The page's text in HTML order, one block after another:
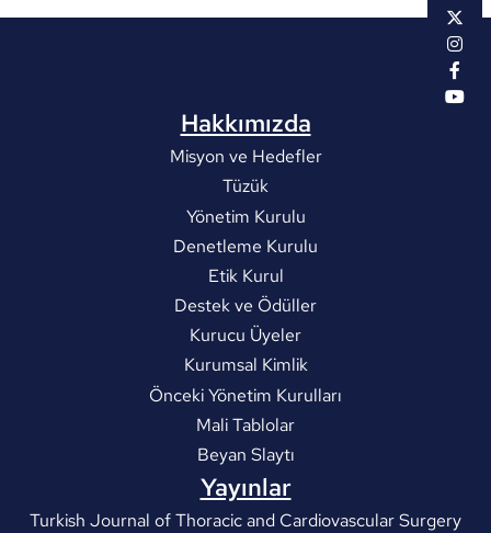
Hakkımızda
Misyon ve Hedefler
Tüzük
Yönetim Kurulu
Denetleme Kurulu
Etik Kurul
Destek ve Ödüller
Kurucu Üyeler
Kurumsal Kimlik
Önceki Yönetim Kurulları
Mali Tablolar
Beyan Slaytı
Yayınlar
Turkish Journal of Thoracic and Cardiovascular Surgery